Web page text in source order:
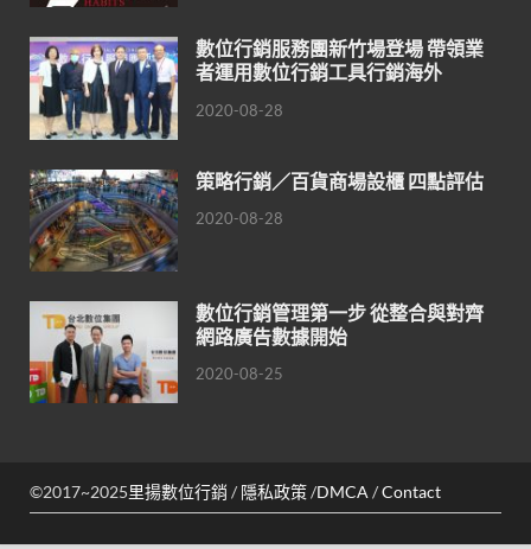
數位行銷服務團新竹場登場 帶領業
者運用數位行銷工具行銷海外
2020-08-28
策略行銷／百貨商場設櫃 四點評估
2020-08-28
數位行銷管理第一步 從整合與對齊
網路廣告數據開始
2020-08-25
©2017~2025里揚數位行銷 / 隱私政策/DMCA /Contact